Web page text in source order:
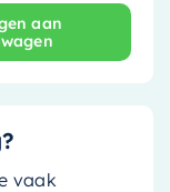
- 170x75cm -
aan
vaak